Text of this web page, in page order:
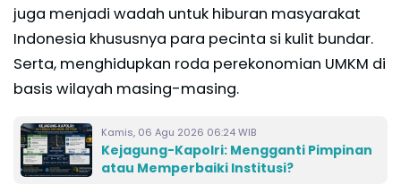
juga menjadi wadah untuk hiburan masyarakat
Indonesia khususnya para pecinta si kulit bundar.
Serta, menghidupkan roda perekonomian UMKM di
basis wilayah masing-masing.
Kamis, 06 Agu 2026 06:24 WIB
Kejagung-Kapolri: Mengganti Pimpinan
atau Memperbaiki Institusi?